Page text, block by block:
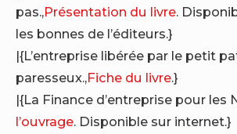
pas.,Présentation du livre.
les bonnes de l’éditeurs.}
|{L’entreprise libérée par le petit
paresseux.,Fiche du livre.}
|{La Finance d’entreprise pour les
l’ouvrage. Disponible sur internet.}